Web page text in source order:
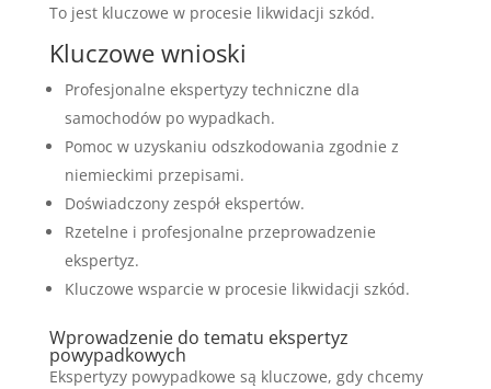
To jest kluczowe w procesie likwidacji szkód.
Kluczowe wnioski
Profesjonalne ekspertyzy techniczne dla
samochodów po wypadkach.
Pomoc w uzyskaniu odszkodowania zgodnie z
niemieckimi przepisami.
Doświadczony zespół ekspertów.
Rzetelne i profesjonalne przeprowadzenie
ekspertyz.
Kluczowe wsparcie w procesie likwidacji szkód.
Wprowadzenie do tematu ekspertyz
powypadkowych
Ekspertyzy powypadkowe są kluczowe, gdy chcemy